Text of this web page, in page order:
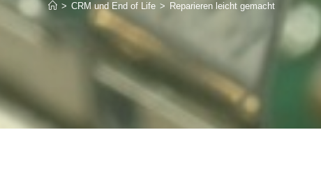
> CRM und End of Life > Reparieren leicht gemacht